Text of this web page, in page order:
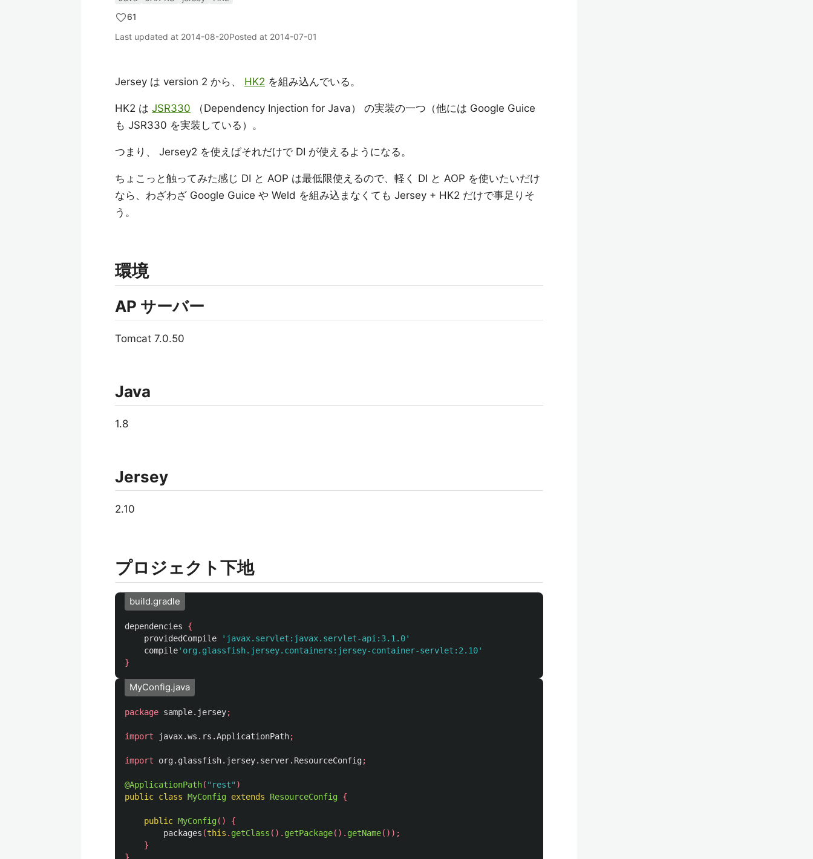
61
Last updated at 2014-08-20Posted at 2014-07-01
Jersey は version 2 から、 HK2 を組み込んでいる。
HK2 は JSR330 （Dependency Injection for Java） の実装の一つ（他には Google Guice
も JSR330 を実装している）。
つまり、 Jersey2 を使えばそれだけで DI が使えるようになる。
ちょこっと触ってみた感じ DI と AOP は最低限使えるので、軽く DI と AOP を使いたいだけ
なら、わざわざ Google Guice や Weld を組み込まなくても Jersey + HK2 だけで事足りそ
う。
環境
AP サーバー
Tomcat 7.0.50
Java
1.8
Jersey
2.10
プロジェクト下地
build.gradle
dependencies
{
providedCompile
'javax.servlet:javax.servlet-api:3.1.0'
compile'org.glassfish.jersey.containers:jersey-container-servlet:2.10'
}
MyConfig.java
package sample.jersey;
import javax.ws.rs.ApplicationPath;
import org.glassfish.jersey.server.ResourceConfig;
@ApplicationPath( "rest" )
public class MyConfig extends ResourceConfig {
public MyConfig()
{
packages (this . getClass (). getPackage(). getName());
}